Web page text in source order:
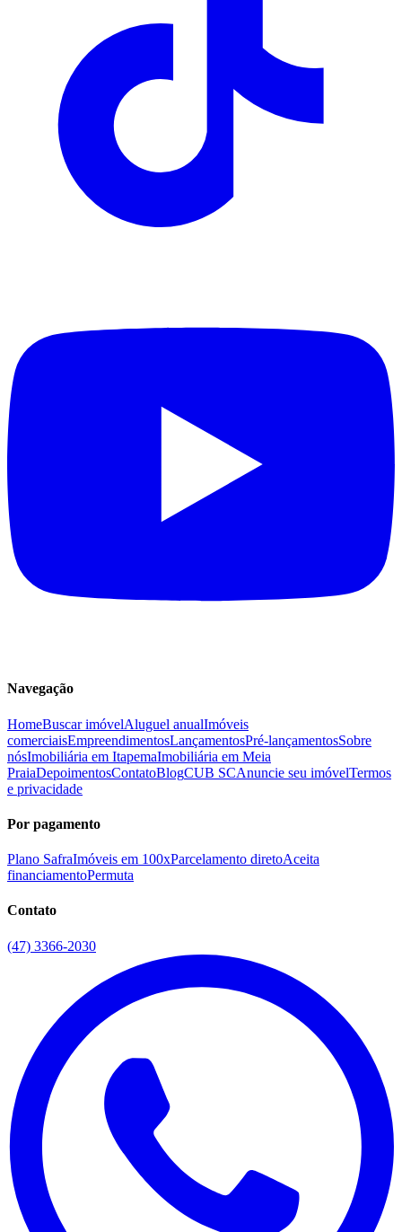
Navegação
HomeBuscar imóvelAluguel anualImóveis
comerciaisEmpreendimentosLançamentosPré-lançamentosSobre
nósImobiliária em ItapemaImobiliária em Meia
PraiaDepoimentosContatoBlogCUB SCAnuncie seu imóvelTermos
e privacidade
Por pagamento
Plano SafraImóveis em 100xParcelamento diretoAceita
financiamentoPermuta
Contato
(47) 3366-2030